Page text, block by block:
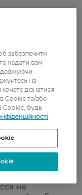
вище.
фарбується
не
забезпечити
надати вам
на
дізнатися
Cookie та/або
Cookie, будь